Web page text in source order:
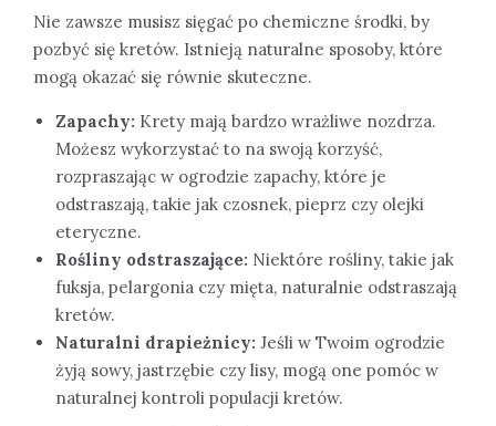
Nie zawsze musisz sięgać po chemiczne środki, by
pozbyć się kretów. Istnieją naturalne sposoby, które
mogą okazać się równie skuteczne.
Zapachy: Krety mają bardzo wrażliwe nozdrza.
Możesz wykorzystać to na swoją korzyść,
rozpraszając w ogrodzie zapachy, które je
odstraszają, takie jak czosnek, pieprz czy olejki
eteryczne.
Rośliny odstraszające: Niektóre rośliny, takie jak
fuksja, pelargonia czy mięta, naturalnie odstraszają
kretów.
Naturalni drapieżnicy: Jeśli w Twoim ogrodzie
żyją sowy, jastrzębie czy lisy, mogą one pomóc w
naturalnej kontroli populacji kretów.